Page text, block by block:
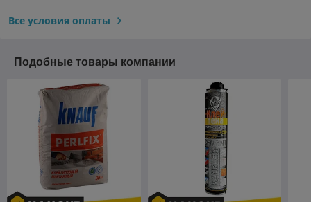
Все условия оплаты
Подобные товары компании